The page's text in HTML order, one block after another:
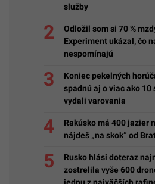
služby
Odložil som si 70 %
Experiment ukázal, čo
nespomínajú
Koniec pekelných
spadnú aj o viac ako
vydali varovania
Rakúsko má 400 jazier
nájdeš „na skok“ od
Rusko hlási doteraz
zostrelila vyše 600